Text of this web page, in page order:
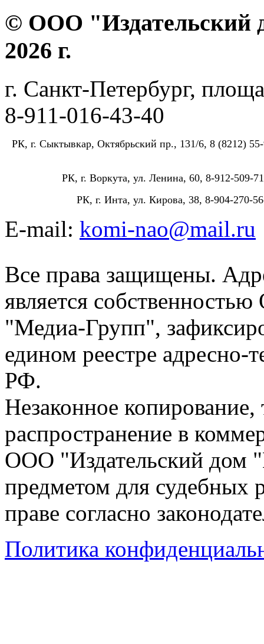
© ООО "Издательский
2026 г.
г. Санкт-Петербург,
8-911-016-43-40
РК, г. Сыктывкар, Октябрьский пр., 131/6, 8 (8212)
РК, г. Воркута, ул. Ленина, 60, 8-912-509-
РК, г. Инта, ул. Кирова, 38, 8-904-270-
E-mail: komi-nao@mail.ru
Все права защищены.
является
"Медиа-Групп",
едином реестре адресно-
РФ.
Незаконное
распространение в
ООО "Издательский дом
предметом для судебных
праве согласно
Политика